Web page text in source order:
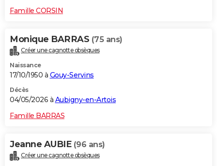
Famille CORSIN
Monique BARRAS (75 ans)
Créer une cagnotte obsèques
Naissance
17/10/1950 à Gouy-Servins
Décès
04/05/2026 à Aubigny-en-Artois
Famille BARRAS
Jeanne AUBIE (96 ans)
Créer une cagnotte obsèques